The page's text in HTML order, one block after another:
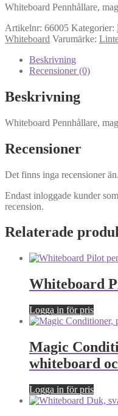
Whiteboard Pennhållare,
Artikelnr: 66005 Kategorier:
Whiteboard Varumärke:
Beskrivning
Recensioner (0)
Beskrivning
Whiteboard Pennhållare,
Recensioner
Det finns inga recensioner än.
Endast inloggade kunder
recension.
Relaterade
Whiteboard
Logga in för pris
Magic
whiteboard
Logga in för pris